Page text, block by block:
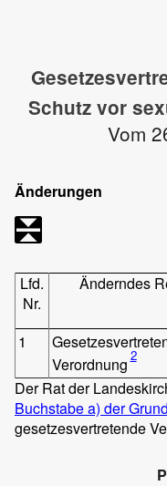
Schutz vor
Vom
Änderungen
Lfd.
Nr.
Änderndes
1
Verordnung 2
Der Rat der
Buchstabe a) der
gesetzesvertretende